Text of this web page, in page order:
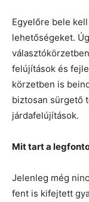
Egyelőre bele
lehetőségeket.
felújítások és
körzetben is
biztosan sürgető
járdafelújítások.
Mit tart a
Jelenleg még
fent is kifejtett